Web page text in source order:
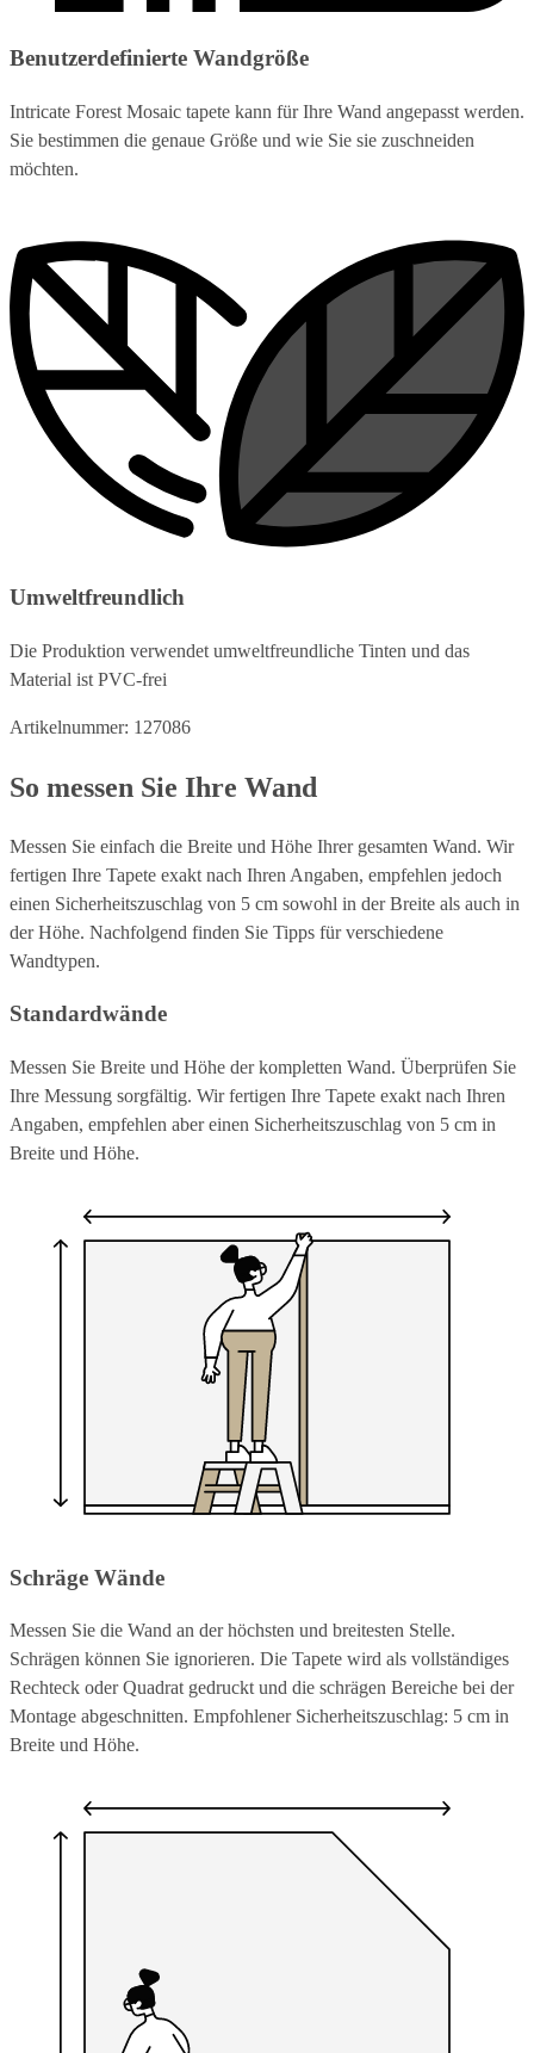
Benutzerdefinierte Wandgröße
Intricate Forest Mosaic tapete kann für Ihre Wand angepasst werden.
Sie bestimmen die genaue Größe und wie Sie sie zuschneiden
möchten.
Umweltfreundlich
Die Produktion verwendet umweltfreundliche Tinten und das
Material ist PVC-frei
Artikelnummer: 127086
So messen Sie Ihre Wand
Messen Sie einfach die Breite und Höhe Ihrer gesamten Wand. Wir
fertigen Ihre Tapete exakt nach Ihren Angaben, empfehlen jedoch
einen Sicherheitszuschlag von 5 cm sowohl in der Breite als auch in
der Höhe. Nachfolgend finden Sie Tipps für verschiedene
Wandtypen.
Standardwände
Messen Sie Breite und Höhe der kompletten Wand. Überprüfen Sie
Ihre Messung sorgfältig. Wir fertigen Ihre Tapete exakt nach Ihren
Angaben, empfehlen aber einen Sicherheitszuschlag von 5 cm in
Breite und Höhe.
Schräge Wände
Messen Sie die Wand an der höchsten und breitesten Stelle.
Schrägen können Sie ignorieren. Die Tapete wird als vollständiges
Rechteck oder Quadrat gedruckt und die schrägen Bereiche bei der
Montage abgeschnitten. Empfohlener Sicherheitszuschlag: 5 cm in
Breite und Höhe.